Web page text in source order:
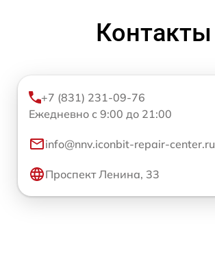
Контакты
+7 (831) 231-09-76
Ежедневно с 9:00 до 21:00
info@nnv.iconbit-repair-center.ru
Проспект Ленина, 33